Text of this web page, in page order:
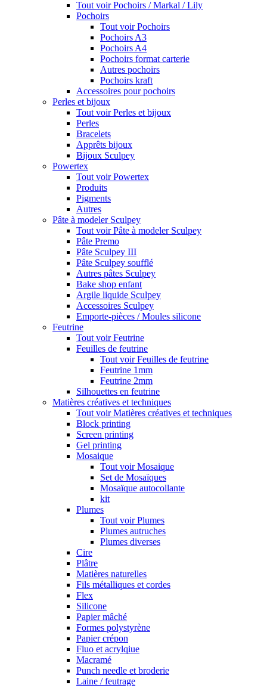
Tout voir Pochoirs / Markal / Lily
Pochoirs
Tout voir Pochoirs
Pochoirs A3
Pochoirs A4
Pochoirs format carterie
Autres pochoirs
Pochoirs kraft
Accessoires pour pochoirs
Perles et bijoux
Tout voir Perles et bijoux
Perles
Bracelets
Apprêts bijoux
Bijoux Sculpey
Powertex
Tout voir Powertex
Produits
Pigments
Autres
Pâte à modeler Sculpey
Tout voir Pâte à modeler Sculpey
Pâte Premo
Pâte Sculpey III
Pâte Sculpey soufflé
Autres pâtes Sculpey
Bake shop enfant
Argile liquide Sculpey
Accessoires Sculpey
Emporte-pièces / Moules silicone
Feutrine
Tout voir Feutrine
Feuilles de feutrine
Tout voir Feuilles de feutrine
Feutrine 1mm
Feutrine 2mm
Silhouettes en feutrine
Matières créatives et techniques
Tout voir Matières créatives et techniques
Block printing
Screen printing
Gel printing
Mosaique
Tout voir Mosaique
Set de Mosaïques
Mosaïque autocollante
kit
Plumes
Tout voir Plumes
Plumes autruches
Plumes diverses
Cire
Plâtre
Matières naturelles
Fils métalliques et cordes
Flex
Silicone
Papier mâché
Formes polystyrène
Papier crépon
Fluo et acrylqiue
Macramé
Punch needle et broderie
Laine / feutrage